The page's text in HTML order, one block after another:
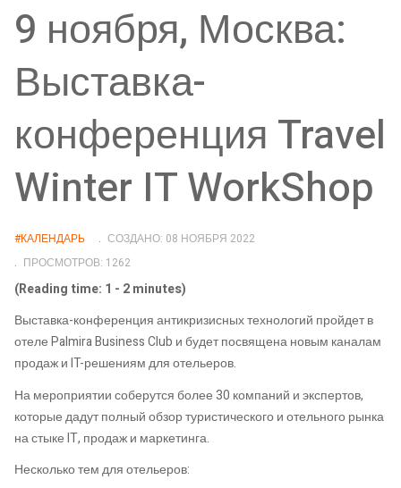
9 ноября, Москва:
Выставка-
конференция Travel
Winter IT WorkShop
#КАЛЕНДАРЬ
СОЗДАНО: 08 НОЯБРЯ 2022
ПРОСМОТРОВ: 1262
(Reading time: 1 - 2 minutes)
Выставка-конференция антикризисных технологий пройдет в
отеле Palmira Business Club и будет посвящена новым каналам
продаж и IT-решениям для отельеров.
На мероприятии соберутся более 30 компаний и экспертов,
которые дадут полный обзор туристического и отельного рынка
на стыке IT, продаж и маркетинга.
Несколько тем для отельеров: